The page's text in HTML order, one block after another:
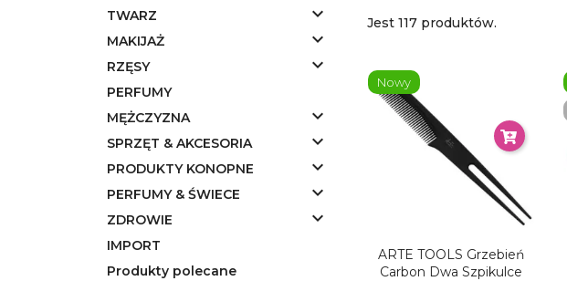
TWARZ 
MAKIJAŻ 
RZĘSY 
PERFUMY
MĘŻCZYZNA

SPRZĘT & AKCESORIA 
PRODUKTY KONOPNE 
PERFUMY & ŚWIECE 
ZDROWIE 
IMPORT
Produkty polecane
Jest 117 produktów.
ARTE TOOLS Grzebień
Carbon Dwa Szpikulce
Nowy